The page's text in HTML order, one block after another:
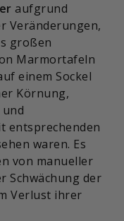
aufgrund
Veränderungen,
großen
Marmortafeln
einem Sockel
Körnung,
entsprechenden
waren. Es
von manueller
Schwächung der
Verlust ihrer